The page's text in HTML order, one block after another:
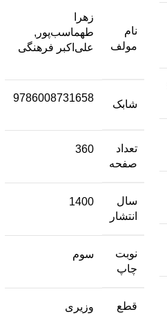
نام
مولف
زهرا
طهماسب‌پور,
علی‌اکبر فرهنگی
شابک
9786008731658
تعداد
صفحه
360
سال
انتشار
1400
نوبت
چاپ
سوم
قطع
وزیری